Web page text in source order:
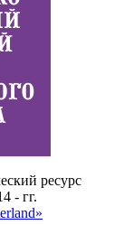
ресурс
- гг.